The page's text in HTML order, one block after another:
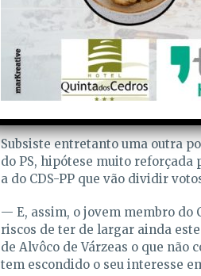
directamente na lista local do
uma solução “incómoda” para
não seja nada inédito em
Mas se isso vier a acontecer o
existente, entra ele para a Junta
Subsiste entretanto uma outra
do PS, hipótese muito reforçada
a do CDS-PP que vão dividir
— E, assim, o jovem membro do
riscos de ter de largar ainda
de Alvôco de Várzeas o que não
tem escondido o seu interesse